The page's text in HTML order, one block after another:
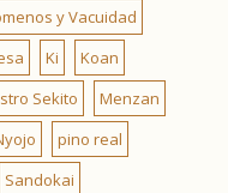
y Vacuidad
Ki
Koan
Sekito
Menzan
pino real
Sandokai